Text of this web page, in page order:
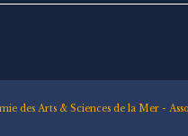
des Arts & Sciences de la Mer -